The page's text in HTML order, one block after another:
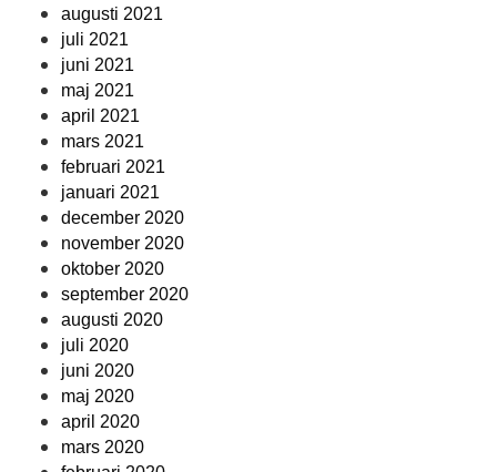
augusti 2021
juli 2021
juni 2021
maj 2021
april 2021
mars 2021
februari 2021
januari 2021
december 2020
november 2020
oktober 2020
september 2020
augusti 2020
juli 2020
juni 2020
maj 2020
april 2020
mars 2020